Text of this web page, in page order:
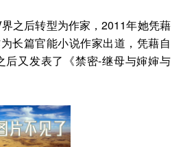
之后转型为作家，2011年她凭藉
长篇官能小说作家出道，凭藉自
后又发表了《禁密-继母与婶婶与